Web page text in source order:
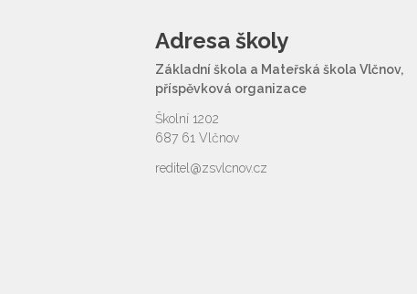
Adresa školy
Základní škola a Mateřská škola Vlčnov,
příspěvková organizace
Školní 1202
687 61 Vlčnov
reditel@zsvlcnov.cz